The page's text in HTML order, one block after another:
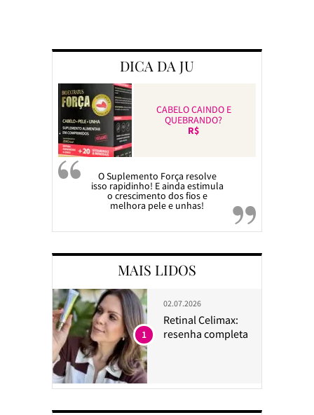
DICA DA JU
CABELO CAINDO E
QUEBRANDO?
R$
O Suplemento Força resolve
isso rapidinho! E ainda estimula
o crescimento dos fios e
melhora pele e unhas!
MAIS LIDOS
02.07.2026
Retinal Celimax:
resenha completa
1